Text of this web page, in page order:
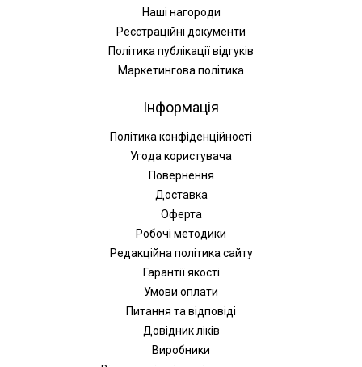
Наші нагороди
Реєстраційні документи
Політика публікації відгуків
Маркетингова політика
Інформація
Політика конфіденційності
Угода користувача
Повернення
Доставка
Оферта
Робочі методики
Редакційна політика сайту
Гарантії якості
Умови оплати
Питання та відповіді
Довідник ліків
Виробники